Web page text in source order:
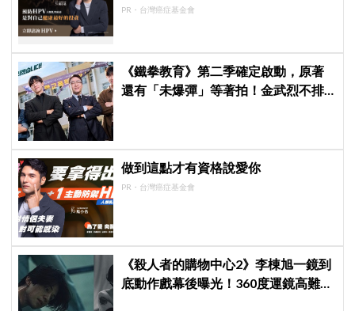
PR・台灣癌症基金會
《鐵拳教育》第二季確定啟動，原著
還有「未爆彈」等著拍！金武烈不排
做到這點才有資格說愛你
PR・台灣癌症基金會
《殺人者的購物中心2》李棟旭一鏡到
底動作戲幕後曝光！360度運鏡高難度